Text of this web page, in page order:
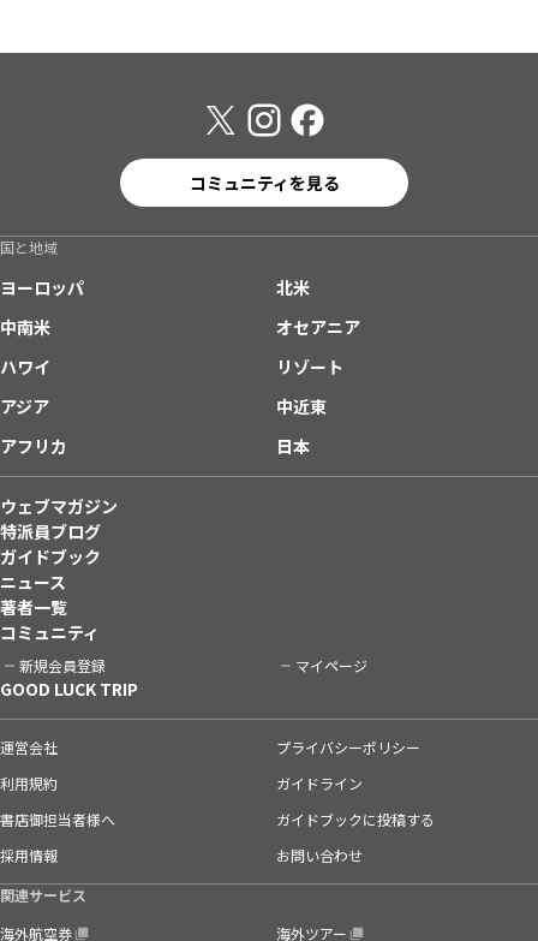
コミュニティを見る
国と地域
ヨーロッパ
北米
中南米
オセアニア
ハワイ
リゾート
アジア
中近東
アフリカ
日本
ウェブマガジン
特派員ブログ
ガイドブック
ニュース
著者一覧
コミュニティ
新規会員登録 マイページ
GOOD LUCK TRIP
運営会社
プライバシーポリシー
利用規約
ガイドライン
書店御担当者様へ
ガイドブックに投稿する
採用情報
お問い合わせ
関連サービス
海外航空券
海外ツアー